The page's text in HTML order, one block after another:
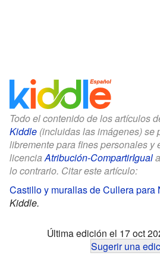
Todo el contenido de los artículos
Kiddle (incluidas las imágenes) se
libremente para fines personales y
licenciaAtribución-CompartirIgual
lo contrario. Citar este artículo:
Castillo y murallas de Cullera para
Kiddle.
Última edición el 17 oct
Sugerir una